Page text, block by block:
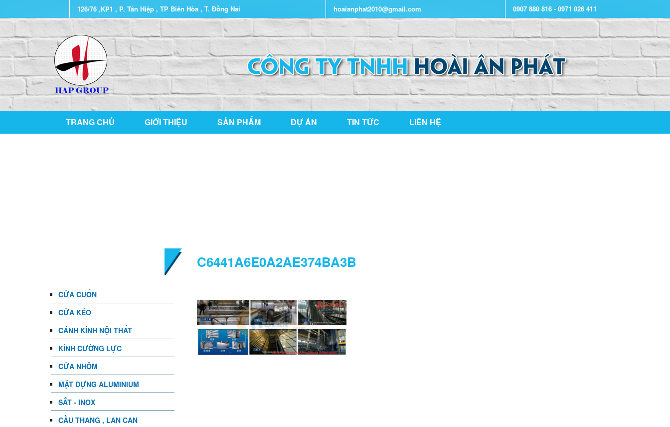
126/76 ,KP1 , P. Tân Hiệp , TP Biên Hòa , T. Đồng Nai hoaianphat2010@gmail.com 0907 880 816 - 0971 026 411
TRANG CHỦ GIỚI THIỆU SẢN PHẨM DỰ ÁN TIN TỨC LIÊN HỆ
C6441A6E0A2AE374BA3B
CỬA CUỐN
CỬA KÉO
CÁNH KÍNH NỘI THẤT
KÍNH CƯỜNG LỰC
CỬA NHÔM
MẶT DỰNG ALUMINIUM
SẮT - INOX
CẦU THANG , LAN CAN